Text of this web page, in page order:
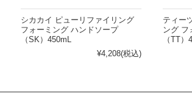
頭皮の悩みから探す
シカカイ ピューリファイリング
フォーミング ハンドソープ
（SK）450mL
¥4,208(税込)
ティー
ング フ
（TT）